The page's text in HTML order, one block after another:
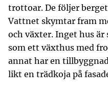
trottoar. De följer
Vattnet skymtar fram
och växter. Inget hus
som ett växthus med
annat har en
likt en trädkoja på